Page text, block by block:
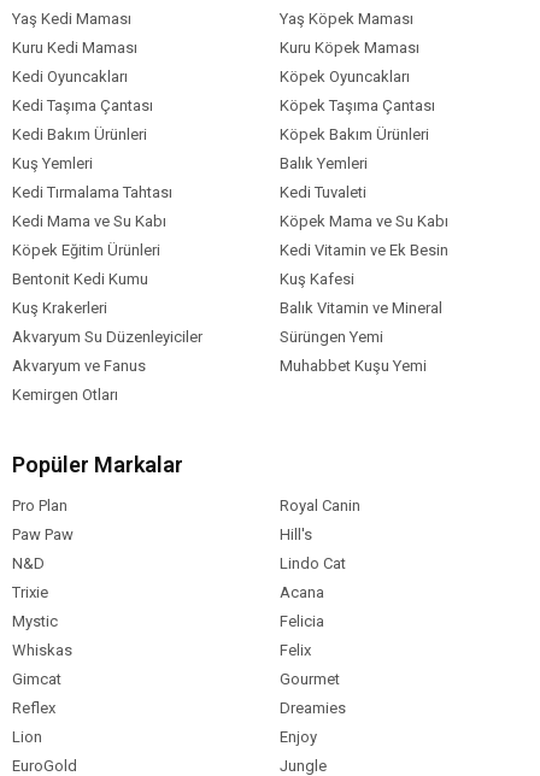
Yaş Kedi Maması
Yaş Köpek Maması
Kuru Kedi Maması
Kuru Köpek Maması
Kedi Oyuncakları
Köpek Oyuncakları
Kedi Taşıma Çantası
Köpek Taşıma Çantası
Kedi Bakım Ürünleri
Köpek Bakım Ürünleri
Kuş Yemleri
Balık Yemleri
Kedi Tırmalama Tahtası
Kedi Tuvaleti
Kedi Mama ve Su Kabı
Köpek Mama ve Su Kabı
Köpek Eğitim Ürünleri
Kedi Vitamin ve Ek Besin
Bentonit Kedi Kumu
Kuş Kafesi
Kuş Krakerleri
Balık Vitamin ve Mineral
Akvaryum Su Düzenleyiciler
Sürüngen Yemi
Akvaryum ve Fanus
Muhabbet Kuşu Yemi
Kemirgen Otları
Popüler Markalar
Pro Plan
Royal Canin
Paw Paw
Hill's
N&D
Lindo Cat
Trixie
Acana
Mystic
Felicia
Whiskas
Felix
Gimcat
Gourmet
Reflex
Dreamies
Lion
Enjoy
EuroGold
Jungle